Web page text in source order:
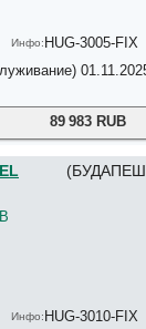
BUDAPEST/
3*
3*
4*
4*
3*
89 983 RUB
HUG-3005-FIX
HUG-3010-FIX